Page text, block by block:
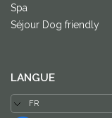
Spa
Séjour Dog friendly
LANGUE